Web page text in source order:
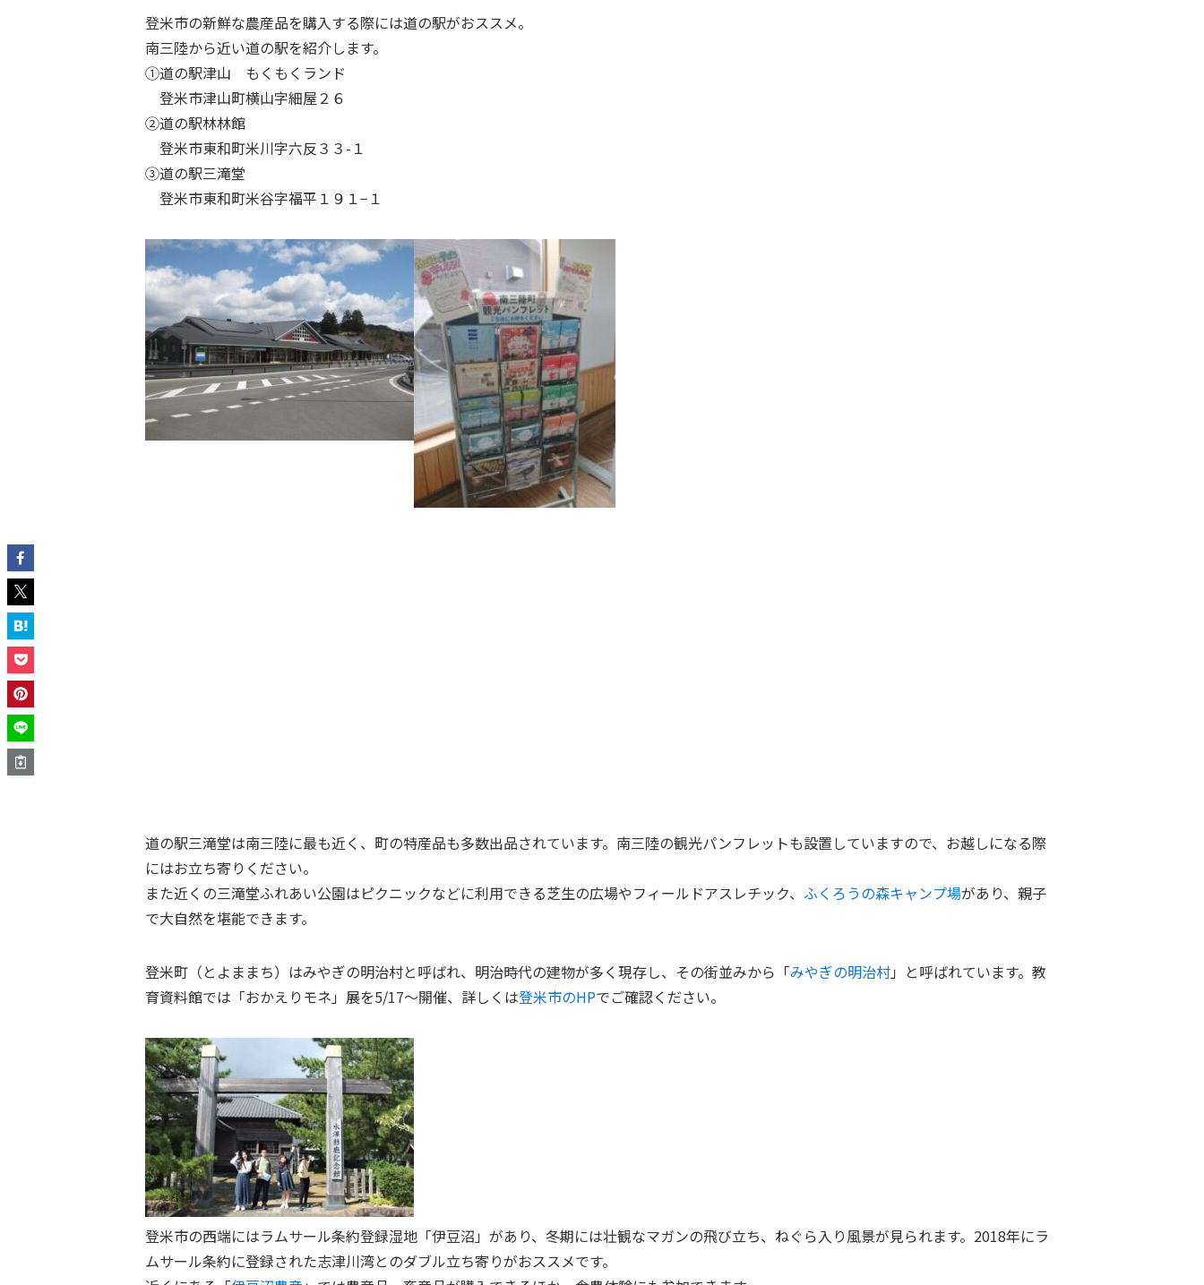
登米市の新鮮な農産品を購入する際には道の駅がおススメ。
南三陸から近い道の駅を紹介します。
①道の駅津山 もくもくランド
登米市津山町横山字細屋２６
②道の駅林林館
登米市東和町米川字六反３３-１
③道の駅三滝堂
登米市東和町米谷字福平１９１−１
道の駅三滝堂は南三陸に最も近く、町の特産品も多数出品されています。南三陸の観光パンフレットも設置していますので、お越しになる際
にはお立ち寄りください。
また近くの三滝堂ふれあい公園はピクニックなどに利用できる芝生の広場やフィールドアスレチック、 ふくろうの森キャンプ場があり、親子
で大自然を堪能できます。
登米町（とよままち）はみやぎの明治村と呼ばれ、明治時代の建物が多く現存し、その街並みから「みやぎの明治村」と呼ばれています。教
育資料館では「おかえりモネ」展を5/17～開催、詳しくは登米市のHPでご確認ください。
登米市の西端にはラムサール条約登録湿地「伊豆沼」があり、冬期には壮観なマガンの飛び立ち、ねぐら入り風景が見られます。2018年にラ
ムサール条約に登録された志津川湾とのダブル立ち寄りがおススメです。